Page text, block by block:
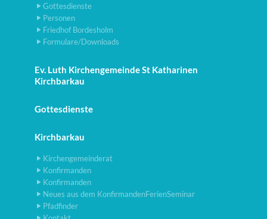
Gottesdienste
Personen
Friedhof Bordesholm
Formulare/Downloads
Ev. Luth Kirchengemeinde St Katharinen
Kirchbarkau
Gottesdienste
Kirchbarkau
Kirchengemeinderat
Konfirmanden
Konfirmanden
Neues aus dem KonfirmandenFerienSeminar
Pfadfinder